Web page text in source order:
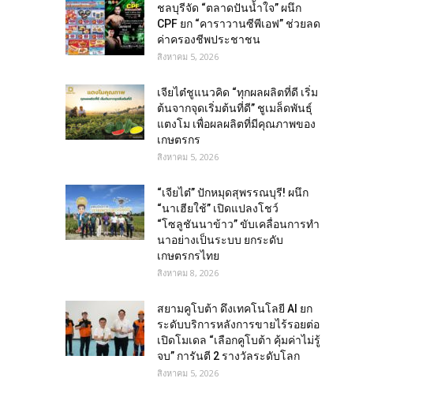
ชลบุรีจัด “ตลาดปันน้ำใจ” ผนึก
CPF ยก “คาราวานซีพีเอฟ” ช่วยลด
ค่าครองชีพประชาชน
สิงหาคม 5, 2026
เจียไต๋ชูแนวคิด “ทุกผลผลิตที่ดี เริ่ม
ต้นจากจุดเริ่มต้นที่ดี” ชูเมล็ดพันธุ์
แตงโม เพื่อผลผลิตที่มีคุณภาพของ
เกษตรกร
สิงหาคม 5, 2026
“เจียไต๋” ปักหมุดสุพรรณบุรี! ผนึก
“นาเฮียใช้” เปิดแปลงโชว์
“โซลูชันนาข้าว” ขับเคลื่อนการทำ
นาอย่างเป็นระบบ ยกระดับ
เกษตรกรไทย
สิงหาคม 8, 2026
สยามคูโบต้า ดึงเทคโนโลยี AI ยก
ระดับบริการหลังการขายไร้รอยต่อ
เปิดโมเดล “เลือกคูโบต้า คุ้มค่าไม่รู้
จบ” การันตี 2 รางวัลระดับโลก
สิงหาคม 5, 2026